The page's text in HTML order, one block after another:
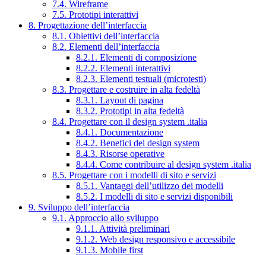
7.4. Wireframe
7.5. Prototipi interattivi
8. Progettazione dell’interfaccia
8.1. Obiettivi dell’interfaccia
8.2. Elementi dell’interfaccia
8.2.1. Elementi di composizione
8.2.2. Elementi interattivi
8.2.3. Elementi testuali (microtesti)
8.3. Progettare e costruire in alta fedeltà
8.3.1. Layout di pagina
8.3.2. Prototipi in alta fedeltà
8.4. Progettare con il design system .italia
8.4.1. Documentazione
8.4.2. Benefici del design system
8.4.3. Risorse operative
8.4.4. Come contribuire al design system .italia
8.5. Progettare con i modelli di sito e servizi
8.5.1. Vantaggi dell’utilizzo dei modelli
8.5.2. I modelli di sito e servizi disponibili
9. Sviluppo dell’interfaccia
9.1. Approccio allo sviluppo
9.1.1. Attività preliminari
9.1.2. Web design responsivo e accessibile
9.1.3. Mobile first